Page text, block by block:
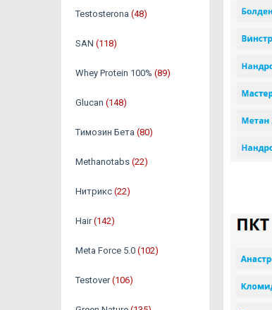
Testosterona (48)
SAN (118)
Whey Protein 100% (89)
Glucan (148)
Tимозин Бета (80)
Methanotabs (22)
Нитрикс (22)
Hair (142)
Meta Force 5.0 (102)
Testover (106)